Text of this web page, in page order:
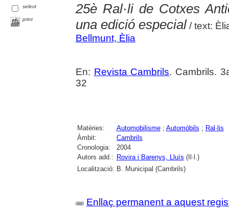
select
print
25è Ral·li de Cotxes
una edició especial/ text:
Bellmunt, Èlia
En: Revista Cambrils. Cambrils.
32
Matèries: Automobilisme; Automòbils ; Ral·lis
Àmbit:
Cambrils
Cronologia:
2004
Autors add.: Rovira i Barenys, Lluís (Il·l.)
Localització: B. Municipal (Cambrils)
Enllaç permanent a aquest